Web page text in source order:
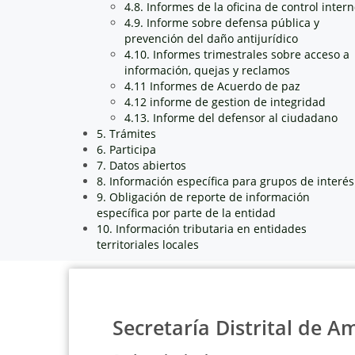
4.8. Informes de la oficina de control
4.9. Informe sobre defensa pública y
prevención del daño antijurídico
4.10. Informes trimestrales sobre acceso a
información, quejas y reclamos
4.11 Informes de Acuerdo de paz
4.12 informe de gestion de integridad
4.13. Informe del defensor al ciudadano
5. Trámites
6. Participa
7. Datos abiertos
8. Información específica para grupos de interés
9. Obligación de reporte de información
específica por parte de la entidad
10. Información tributaria en entidades
territoriales locales
Secretaría Distrital de